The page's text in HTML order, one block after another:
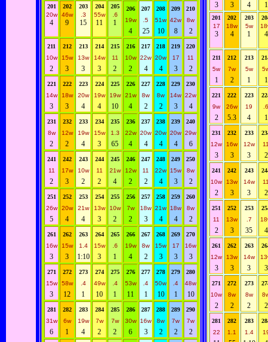
201
20w
4
202
46w
9
203
.3
15
204
55w
11
205
.6
1
206
19w
4
207
.5
25
208
51w
10
209
42w
8
210
8w
2
211
10w
2
212
15w
3
213
13w
3
214
14w
3
215
11
2
216
10w
2
217
22w
4
218
20w
4
219
17
3
220
11
2
221
14w
3
222
18w
3
223
20w
4
224
19w
4
225
19w
10
226
21w
4
227
8w
2
228
8w
2
229
14w
3
230
22w
4
231
8w
2
232
12w
2
233
19w
4
234
15w
3
235
1.3
65
236
22w
4
237
20w
4
238
20w
4
239
20w
4
240
29w
6
241
11
2
242
17w
3
243
10w
2
244
11
2
245
21w
4
246
12w
2
247
11
2
248
22w
4
249
15w
3
250
8w
2
251
26w
5
252
20w
4
253
21w
4
254
13w
3
255
10w
2
256
7w
2
257
18w
3
258
21w
4
259
18w
4
260
8w
2
261
16w
3
262
15w
3
263
1.4
1:10
264
15w
3
265
.6
1
266
19w
4
267
8w
2
268
15w
3
269
17
3
270
16w
3
271
15w
3
272
58w
12
273
.4
1
274
49w
10
275
.4
1
276
53w
11
277
.4
1
278
50w
10
279
.4
1
280
48w
10
281
31w
6
282
6w
1
283
19w
4
284
7w
2
285
7w
2
286
30w
6
287
16w
3
288
8w
2
289
7w
2
290
7w
2
3 3 4 1
201
17
3
202
18w
4
203
5w
1 4
211
5w
1
212
7w
2
213
5w
1 1
221
9w
2
222
26w
5.3
223
19
4
.6
1
231
12w
3
232
16w
3
233
12w
3 2
241
10w
2
242
13w
3
243
14w
3 2
251
11
2
252
13w
3
253
.7
35 4
261
12w
3
262
13w
3
263
14w
3 3
271
10w
2
272
8w
2
273
8w
2 2
281
22
282
1.1
283
1.4